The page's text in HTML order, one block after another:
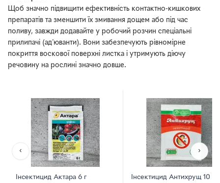
Щоб значно підвищити ефективність контактно-кишкових
препаратів та зменшити їх змивання дощем або під час
поливу, завжди додавайте у робочий розчин спеціальні
прилипачі (ад'юванти). Вони забезпечують рівномірне
покриття воскової поверхні листка і утримують діючу
речовину на рослині значно довше.
‹
Інсектицид Актара 6 г
Інсектицид Антихрущ 10 мл
›